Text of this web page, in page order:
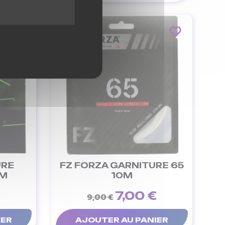
FZ FORZA GARNITURE 65
10M
9,00 €7,00 €
AJOUTER AU PANIER